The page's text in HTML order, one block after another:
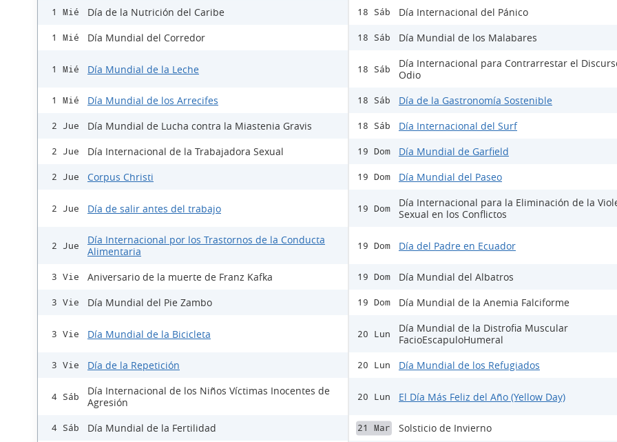
1 Mié Día de la Nutrición del Caribe
1 Mié Día Mundial del Corredor
1 Mié Día Mundial de la Leche
1 Mié Día Mundial de los Arrecifes
2 Jue Día Mundial de Lucha contra la Miastenia Gravis
2 Jue Día Internacional de la Trabajadora Sexual
2 Jue Corpus Christi
2 Jue Día de salir antes del trabajo
2 Jue
Día Internacional por los Trastornos de la Conducta
Alimentaria
3 Vie Aniversario de la muerte de Franz Kafka
3 Vie Día Mundial del Pie Zambo
3 Vie Día Mundial de la Bicicleta
3 Vie Día de la Repetición
4 Sáb
Día Internacional de los Niños Víctimas Inocentes de
Agresión
4 Sáb Día Mundial de la Fertilidad
18 Sáb Día Internacional del Pánico
18 Sáb Día Mundial de los Malabares
18 Sáb
Día Internacional para Contrarrestar el
Odio
18 Sáb Día de la Gastronomía Sostenible
18 Sáb Día Internacional del Surf
19 Dom Día Mundial de Garfield
19 Dom Día Mundial del Paseo
19 Dom
Día Internacional para la Eliminación de la
Sexual en los Conflictos
19 Dom Día del Padre en Ecuador
19 Dom Día Mundial del Albatros
19 Dom Día Mundial de la Anemia Falciforme
20 Lun
Día Mundial de la Distrofia Muscular
FacioEscapuloHumeral
20 Lun Día Mundial de los Refugiados
20 Lun El Día Más Feliz del Año (Yellow Day)
21 Mar Solsticio de Invierno